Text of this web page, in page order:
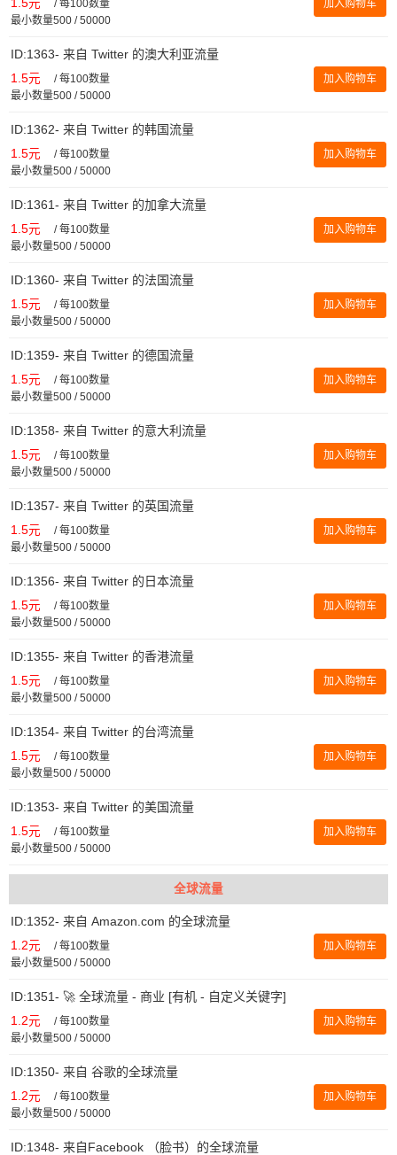
1.5元 / 每100数量
最小数量500 / 50000
加入购物车
ID:1363- 来自 Twitter 的澳大利亚流量
1.5元 /每100数量
最小数量500 / 50000
加入购物车
ID:1362- 来自 Twitter 的韩国流量
1.5元 /每100数量
最小数量500 / 50000
加入购物车
ID:1361- 来自 Twitter 的加拿大流量
1.5元 /每100数量
最小数量500 / 50000
加入购物车
ID:1360- 来自 Twitter 的法国流量
1.5元 /每100数量
最小数量500 / 50000
加入购物车
ID:1359- 来自 Twitter 的德国流量
1.5元 /每100数量
最小数量500 / 50000
加入购物车
ID:1358- 来自 Twitter 的意大利流量
1.5元 /每100数量
最小数量500 / 50000
加入购物车
ID:1357- 来自 Twitter 的英国流量
1.5元 /每100数量
最小数量500 / 50000
加入购物车
ID:1356- 来自 Twitter 的日本流量
1.5元 /每100数量
最小数量500 / 50000
加入购物车
ID:1355- 来自 Twitter 的香港流量
1.5元 /每100数量
最小数量500 / 50000
加入购物车
ID:1354- 来自 Twitter 的台湾流量
1.5元 /每100数量
最小数量500 / 50000
加入购物车
ID:1353- 来自 Twitter 的美国流量
1.5元 /每100数量
最小数量500 / 50000
加入购物车
全球流量
ID:1352- 来自 Amazon.com 的全球流量
1.2元 /每100数量
最小数量500 / 50000
加入购物车
ID:1351- 🚀 全球流量 - 商业 [有机 - 自定义关键字]
1.2元 /每100数量
最小数量500 / 50000
加入购物车
ID:1350- 来自 谷歌的全球流量
1.2元 /每100数量
最小数量500 / 50000
加入购物车
ID:1348- 来自Facebook （脸书）的全球流量